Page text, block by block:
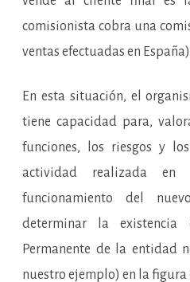
comisionista cobra una
ventas efectuadas en
En esta situación, el
tiene capacidad para,
funciones, los riesgos y
actividad realizada en
funcionamiento del
determinar la existencia
Permanente de la entidad
nuestro ejemplo) en la